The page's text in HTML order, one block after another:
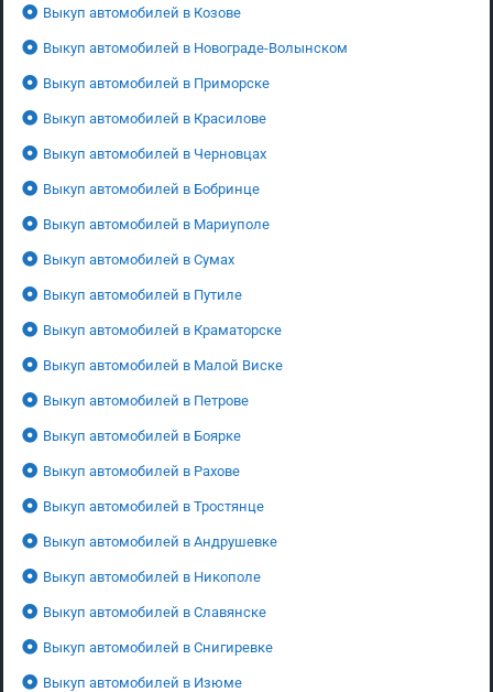
Выкуп автомобилей в Козове
Выкуп автомобилей в Новограде-Волынском
Выкуп автомобилей в Приморске
Выкуп автомобилей в Красилове
Выкуп автомобилей в Черновцах
Выкуп автомобилей в Бобринце
Выкуп автомобилей в Мариуполе
Выкуп автомобилей в Сумах
Выкуп автомобилей в Путиле
Выкуп автомобилей в Краматорске
Выкуп автомобилей в Малой Виске
Выкуп автомобилей в Петрове
Выкуп автомобилей в Боярке
Выкуп автомобилей в Рахове
Выкуп автомобилей в Тростянце
Выкуп автомобилей в Андрушевке
Выкуп автомобилей в Никополе
Выкуп автомобилей в Славянске
Выкуп автомобилей в Снигиревке
Выкуп автомобилей в Изюме